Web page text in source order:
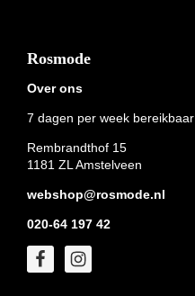
Footer
Rosmode
Over ons
7 dagen per week bereikbaar
Rembrandthof 15
1181 ZL Amstelveen
webshop@rosmode.nl
020-64 197 42